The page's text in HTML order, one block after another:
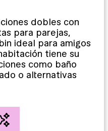
dobles con
para parejas,
ideal para amigos
tiene su
como baño
o alternativas